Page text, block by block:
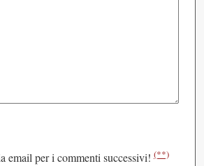
email per i commenti successivi! (**)